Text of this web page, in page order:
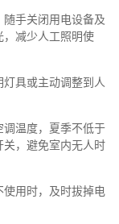
手关闭用电设备及
，减少人工照明使
具或主动调整到人
温度，夏季不低于
，避免室内无人时
用时，及时拔掉电